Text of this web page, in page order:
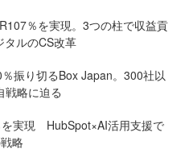
％を実現。3つの柱で収益貢
タルのCS改革
振り切るBox Japan。300社以
戦略に迫る
実現 HubSpot×AI活用支援で
略